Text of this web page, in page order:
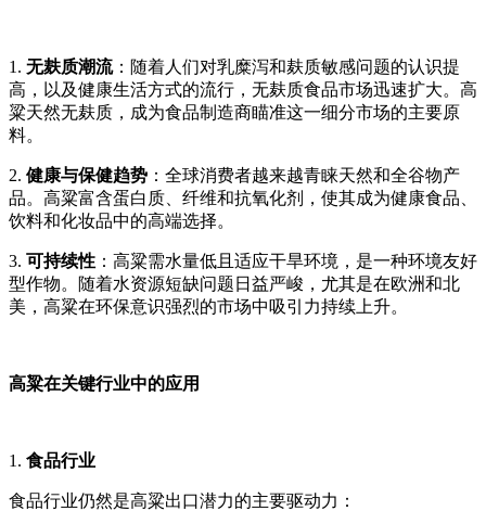
1. 无麸质潮流：随着人们对乳糜泻和麸质敏感问题的认识提
高，以及健康生活方式的流行，无麸质食品市场迅速扩大。高
粱天然无麸质，成为食品制造商瞄准这一细分市场的主要原
料。
2. 健康与保健趋势 ：全球消费者越来越青睐天然和全谷物产
品。高粱富含蛋白质、纤维和抗氧化剂，使其成为健康食品、
饮料和化妆品中的高端选择。
3. 可持续性 ：高粱需水量低且适应干旱环境，是一种环境友好
型作物。随着水资源短缺问题日益严峻，尤其是在欧洲和北
美，高粱在环保意识强烈的市场中吸引力持续上升。
高粱在关键行业中的应用
1. 食品行业
食品行业仍然是高粱出口潜力的主要驱动力：